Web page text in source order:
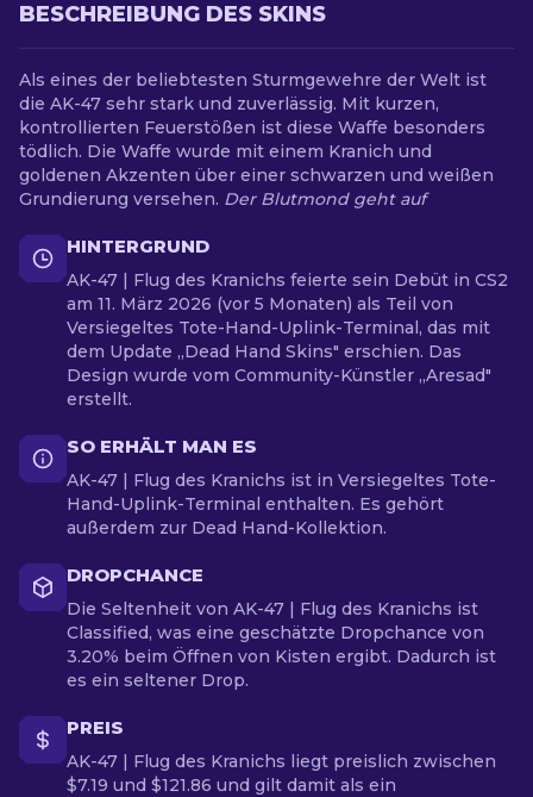
BESCHREIBUNG DES SKINS
Als eines der beliebtesten Sturmgewehre der Welt ist
die AK-47 sehr stark und zuverlässig. Mit kurzen,
kontrollierten Feuerstößen ist diese Waffe besonders
tödlich. Die Waffe wurde mit einem Kranich und
goldenen Akzenten über einer schwarzen und weißen
Grundierung versehen. Der Blutmond geht auf
HINTERGRUND
AK-47 | Flug des Kranichs feierte sein Debüt in CS2
am 11. März 2026 (vor 5 Monaten) als Teil von
Versiegeltes Tote-Hand-Uplink-Terminal, das mit
dem Update „Dead Hand Skins" erschien. Das
Design wurde vom Community-Künstler „Aresad"
erstellt.
SO ERHÄLT MAN ES
AK-47 | Flug des Kranichs ist in Versiegeltes Tote-
Hand-Uplink-Terminal enthalten. Es gehört
außerdem zur Dead Hand-Kollektion.
DROPCHANCE
Die Seltenheit von AK-47 | Flug des Kranichs ist
Classified, was eine geschätzte Dropchance von
3.20% beim Öffnen von Kisten ergibt. Dadurch ist
es ein seltener Drop.
PREIS
AK-47 | Flug des Kranichs liegt preislich zwischen
$7.19 und $121.86 und gilt damit als ein